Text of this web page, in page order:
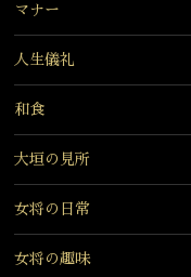
マナー
人生儀礼
和食
大垣の見所
女将の日常
女将の趣味